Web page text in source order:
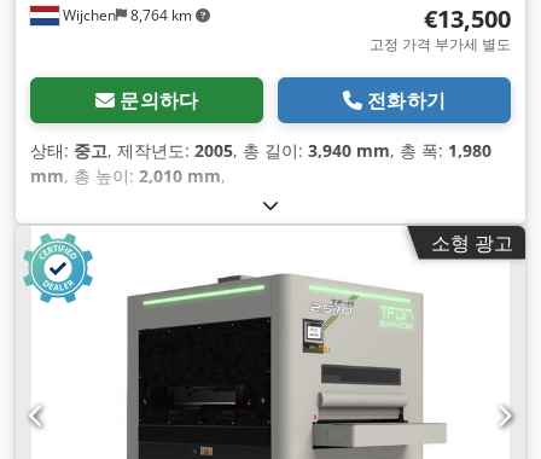
Wijchen 8,764 km €13,500
고정 가격 부가세 별도
문의하다 전화하기
상태: 중고, 제작년도: 2005, 총 길이: 3,940 mm, 총 폭: 1,980
mm, 총 높이: 2,010 mm,
소형 광고